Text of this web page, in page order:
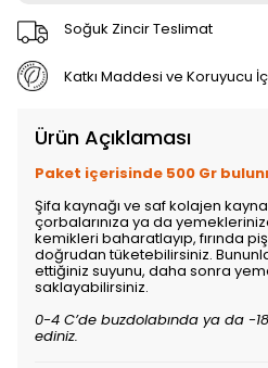
Soğuk Zincir Teslimat
Katkı Maddesi ve Koruyucu
Ürün Açıklaması
Paket içerisinde 500 Gr
Şifa kaynağı ve saf kolajen
çorbalarınıza ya da
kemikleri baharatlayıp, fırında
doğrudan tüketebilirsiniz.
ettiğiniz suyunu, daha sonra
saklayabilirsiniz.
0-4 C’de buzdolabında ya da -
ediniz.